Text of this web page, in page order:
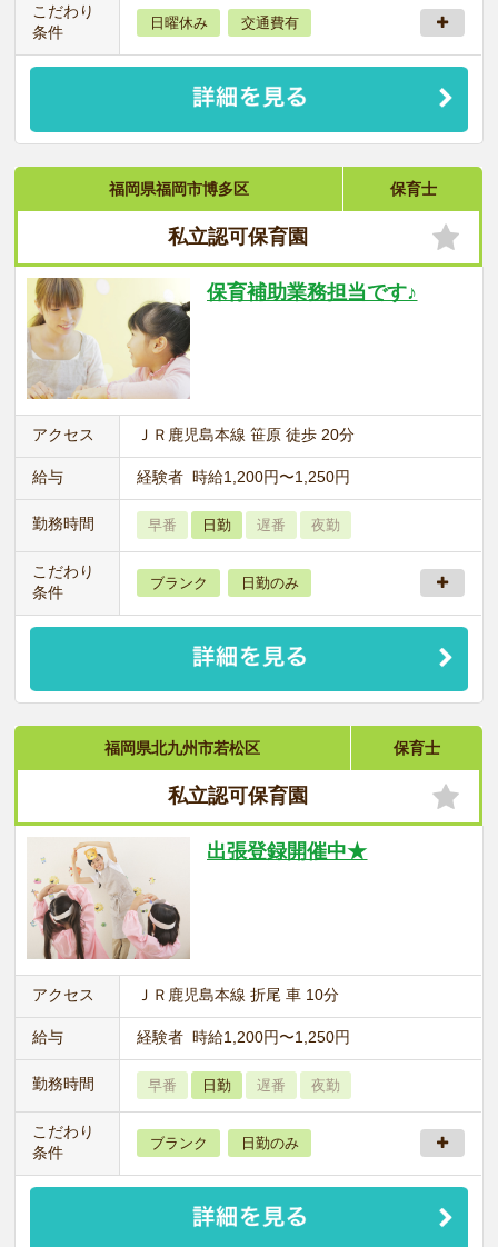
こだわり
条件
日曜休み 交通費有
福岡県福岡市博多区 保育士
私立認可保育園
保育補助業務担当です♪
アクセス ＪＲ鹿児島本線 笹原 徒歩 20分
給与 経験者 時給1,200円〜1,250円
勤務時間 早番 日勤 遅番 夜勤
こだわり
条件
ブランク 日勤のみ
福岡県北九州市若松区 保育士
私立認可保育園
出張登録開催中★
アクセス ＪＲ鹿児島本線 折尾 車 10分
給与 経験者 時給1,200円〜1,250円
勤務時間 早番 日勤 遅番 夜勤
こだわり
条件
ブランク 日勤のみ